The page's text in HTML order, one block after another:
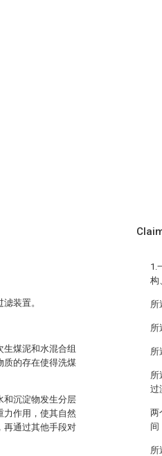
装置。
煤泥和水混合组
质的存在使得洗煤
和沉淀物发生分层
力作用，使其自然
再通过其他手段对
1.
构
所
所
所
所
过
两
间
所